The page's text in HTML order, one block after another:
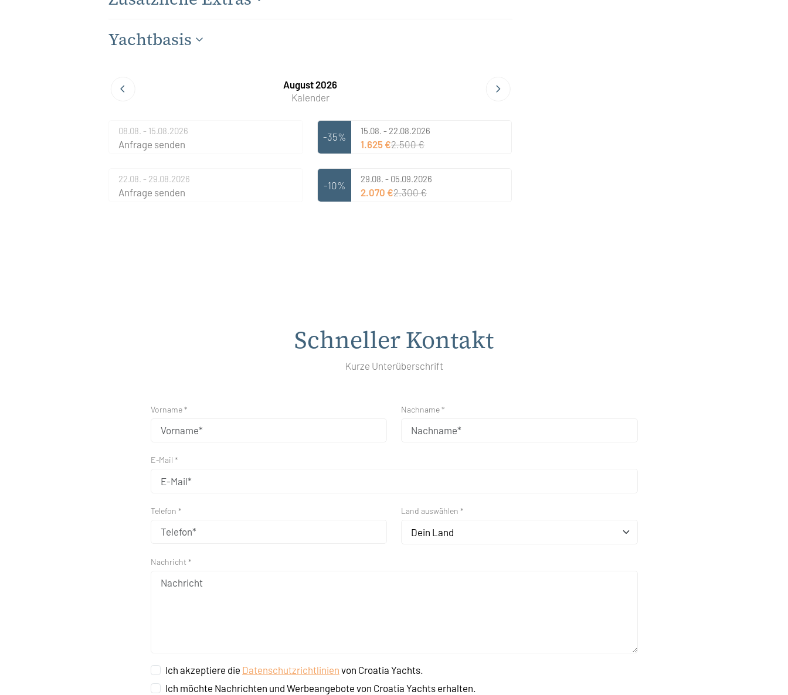
Yachtbasis
August 2026
Kalender
08.08. - 15.08.2026
Anfrage senden
-35%
15.08. - 22.08.2026
1.625 €2.500 €
22.08. - 29.08.2026
Anfrage senden
-10%
29.08. - 05.09.2026
2.070 €2.300 €
Schneller Kontakt
Kurze Unterüberschrift
Vorname * Nachname *
E-Mail *
Telefon * Land auswählen *
Dein Land
Nachricht *
Ich akzeptiere die Datenschutzrichtlinien von Croatia Yachts.
Ich möchte Nachrichten und Werbeangebote von Croatia Yachts erhalten.